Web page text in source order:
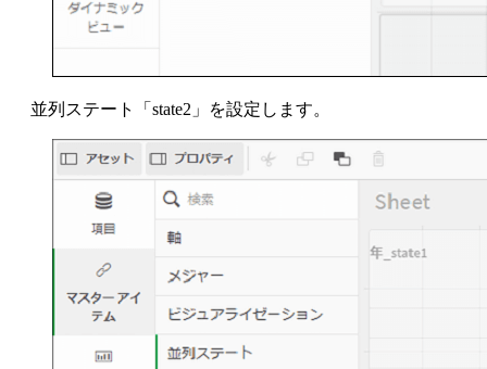
並列ステート「state2」を設定します。